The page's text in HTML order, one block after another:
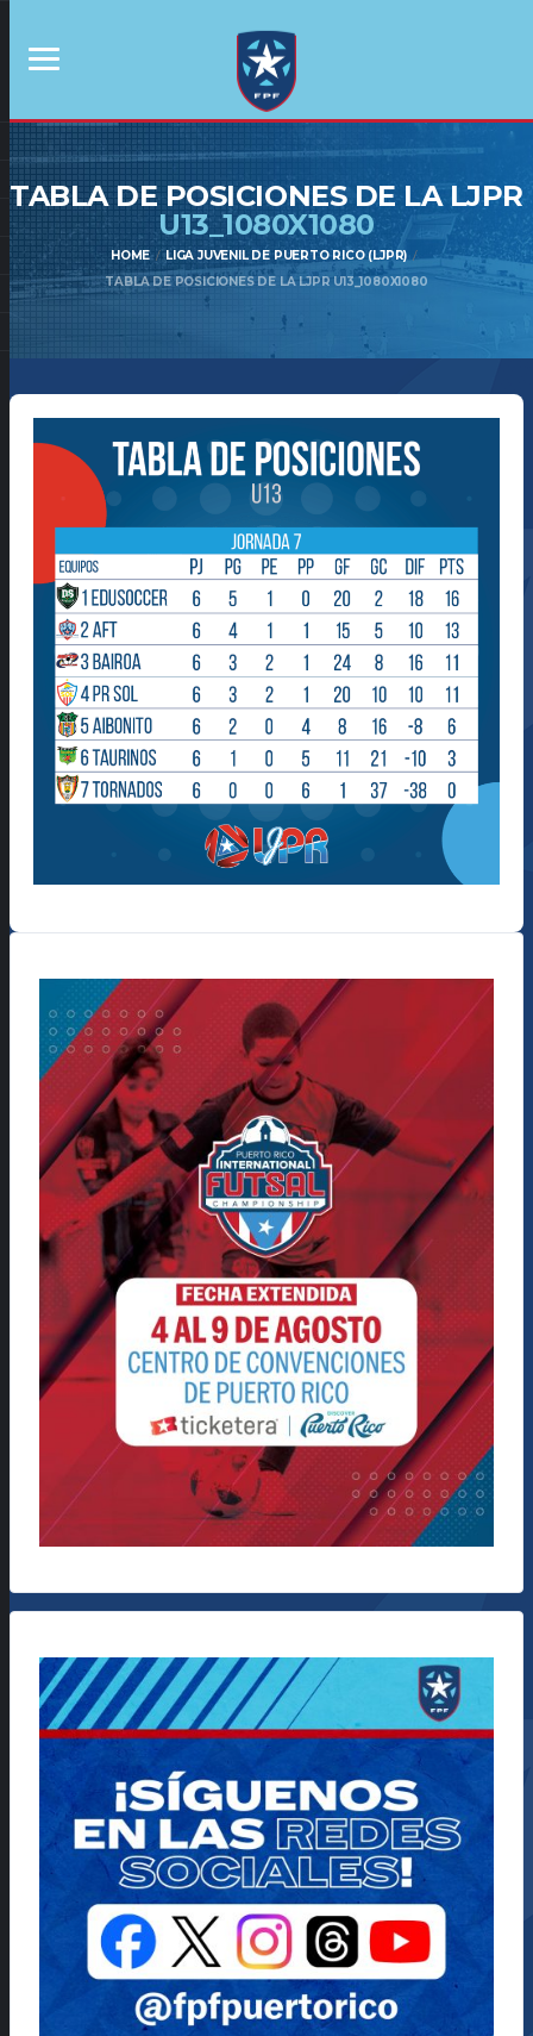
TABLA DE POSICIONES DE LA LJPR
U13_1080X1080
HOME
LIGA JUVENIL DE PUERTO RICO (LJPR)
TABLA DE POSICIONES DE LA LJPR U13_1080X1080